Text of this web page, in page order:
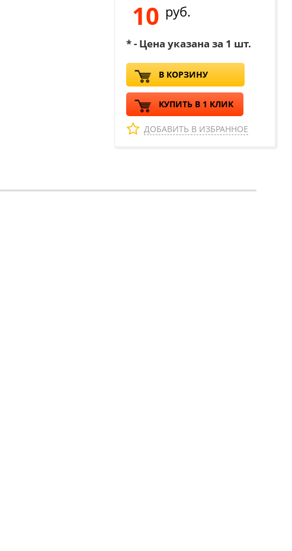
10 руб.
* - Цена указана за 1 шт.
В КОРЗИНУ
КУПИТЬ В 1 КЛИК
ДОБАВИТЬ В ИЗБРАННОЕ